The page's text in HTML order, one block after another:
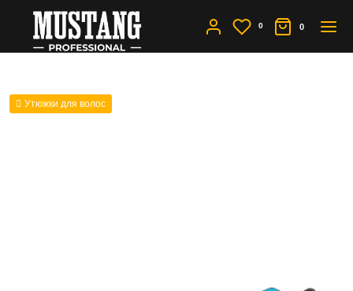
0 0
Утюжки для волос